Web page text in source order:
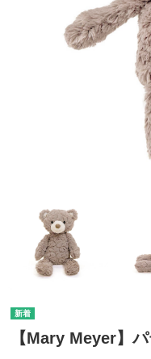
【Mary Meyer】